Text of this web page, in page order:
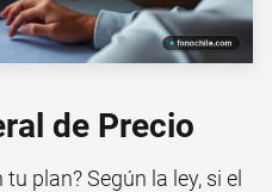
de Precio
plan? Según la ley, si el